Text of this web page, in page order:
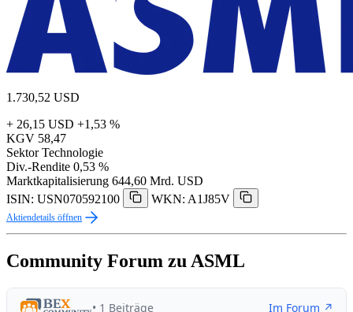
1.730,52 USD
+ 26,15 USD +1,53 %
KGV 58,47
Sektor Technologie
Div.-Rendite 0,53 %
Marktkapitalisierung 644,60 Mrd. USD
ISIN: USN070592100
WKN: A1J85V
Aktiendetails öffnen
Community Forum zu ASML